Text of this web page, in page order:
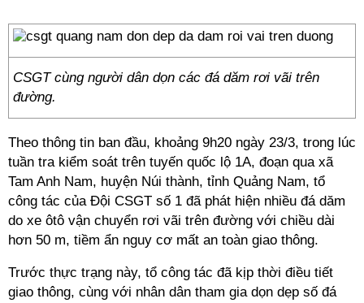
CSGT cùng người dân dọn các đá dăm rơi vãi trên
đường.
Theo thông tin ban đầu, khoảng 9h20 ngày 23/3, trong lúc
tuần tra kiểm soát trên tuyến quốc lộ 1A, đoạn qua xã
Tam Anh Nam, huyện Núi thành, tỉnh Quảng Nam, tổ
công tác của Đội CSGT số 1 đã phát hiện nhiều đá dăm
do xe ôtô vận chuyển rơi vãi trên đường với chiều dài
hơn 50 m, tiềm ẩn nguy cơ mất an toàn giao thông.
Trước thực trạng này, tổ công tác đã kịp thời điều tiết
giao thông, cùng với nhân dân tham gia dọn dẹp số đá